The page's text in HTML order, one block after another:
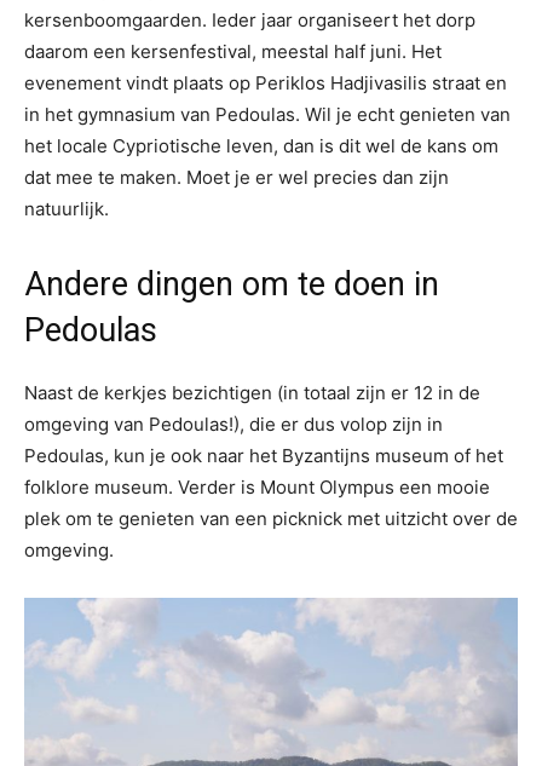
kersenboomgaarden. Ieder jaar organiseert het dorp
daarom een kersenfestival, meestal half juni. Het
evenement vindt plaats op Periklos Hadjivasilis straat en
in het gymnasium van Pedoulas. Wil je echt genieten van
het locale Cypriotische leven, dan is dit wel de kans om
dat mee te maken. Moet je er wel precies dan zijn
natuurlijk.
Andere dingen om te doen in
Pedoulas
Naast de kerkjes bezichtigen (in totaal zijn er 12 in de
omgeving van Pedoulas!), die er dus volop zijn in
Pedoulas, kun je ook naar het Byzantijns museum of het
folklore museum. Verder is Mount Olympus een mooie
plek om te genieten van een picknick met uitzicht over de
omgeving.